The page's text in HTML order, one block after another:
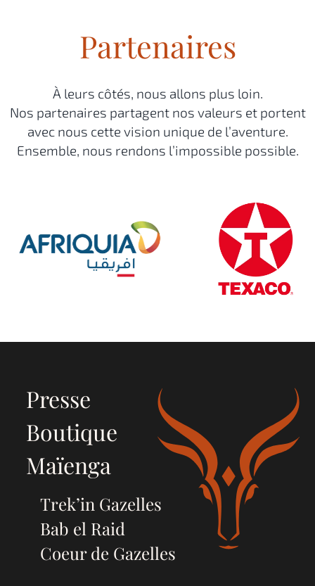
Partenaires
À leurs côtés, nous allons plus loin.
Nos partenaires partagent nos valeurs et portent
avec nous cette vision unique de l’aventure.
Ensemble, nous rendons l’impossible possible.
Presse
Boutique
Maïenga
Trek’in Gazelles
Bab el Raid
Coeur de Gazelles